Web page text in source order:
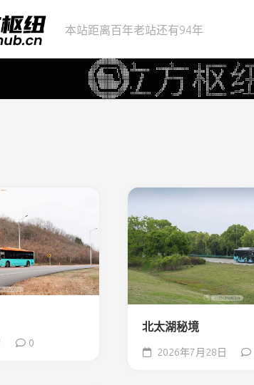
本站距离百年老站还有94年
0
北太湖秘境
2026年7月28日